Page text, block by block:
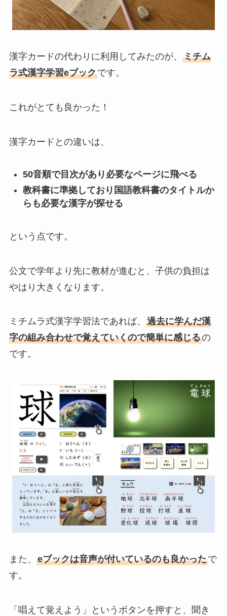
漢字カードの代わりに利用してみたのが、 ミチム
ラ式漢字学習eブックです。
これがとても良かった！
漢字カードとの違いは、
50音順で目次があり必要なページに飛べる
教科書に準拠しており国語教科書のタイトルか
らも必要な漢字が探せる
という点です。
公文で学年より先に教材が進むと、子供の負担は
やはり大きくなります。
ミチムラ式漢字学習法であれば、 過去に学んだ漢
字の組み合わせで覚えていくので簡単に感じるの
です。
また、 eブックは音声が付いているのも良かったで
す。
「唱えて覚えよう」というボタンを押すと、聞き